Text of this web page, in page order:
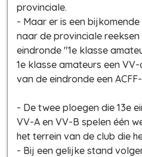
provinciale.
- Maar er is een
naar de provinciale reeksen
eindronde "1e klasse
1e klasse amateurs een
van de eindronde een
- De twee ploegen die 13e
VV-A en VV-B spelen één
het terrein van de club die
- Bij een gelijke stand